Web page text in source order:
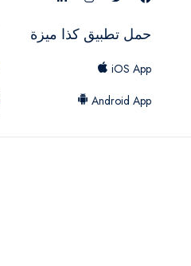
حمل تطبيق كذا ميزة
iOS App
Android App